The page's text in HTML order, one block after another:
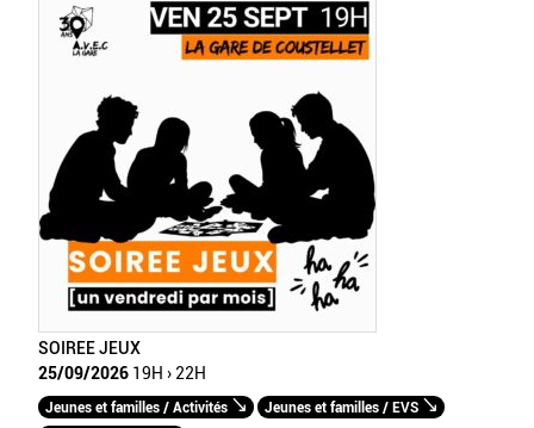
SOIREE JEUX
25/09/2026 19H › 22H
Jeunes et familles / Activités
Jeunes et familles / EVS